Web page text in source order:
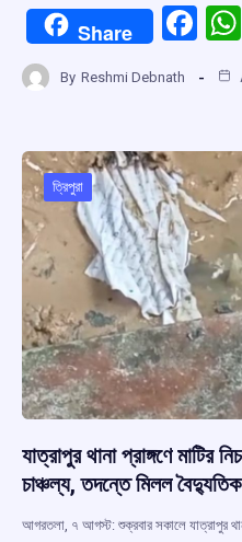
Share
F
ce
o
o
k
By Reshmi Debnath
ত্রিপুরা
যাত্রাপুর থানা প্রাঙ্গণে মাটির
চাঞ্চল্য, তদন্তে মিলল
আগরতলা, ৭ আগস্ট: শুক্রবার সকালে যাত্রাপুর